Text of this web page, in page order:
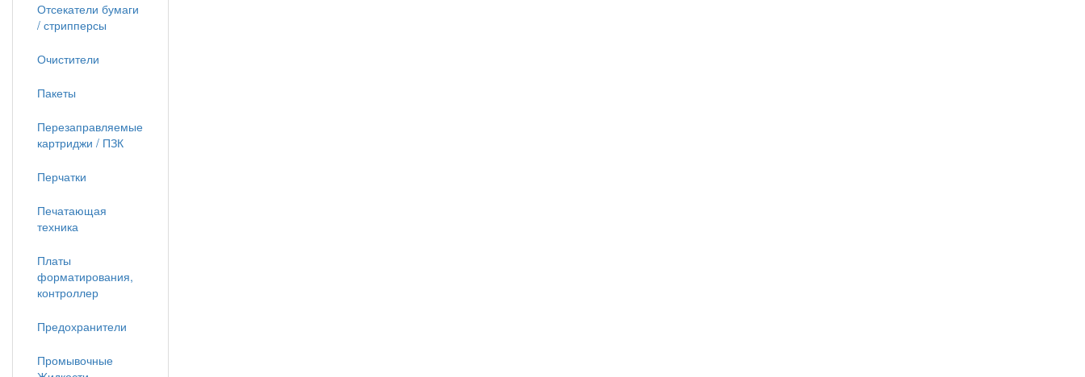
Отсекатели бумаги
/ стрипперсы
Очистители
Пакеты
Перезаправляемые
картриджи / ПЗК
Перчатки
Печатающая
техника
Платы
форматирования,
контроллер
Предохранители
Промывочные